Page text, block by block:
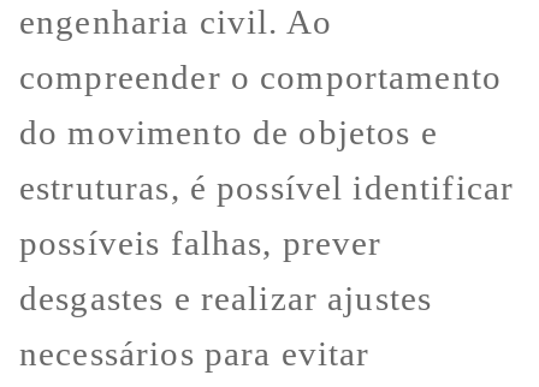
engenharia civil. Ao
compreender o comportamento
do movimento de objetos e
estruturas, é possível identificar
possíveis falhas, prever
desgastes e realizar ajustes
necessários para evitar